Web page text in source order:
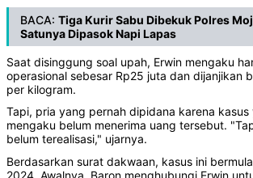
BACA: Tiga Kurir Sabu Dibekuk Polres
Satunya Dipasok Napi Lapas
Saat disinggung soal upah, Erwin mengaku
operasional sebesar Rp25 juta dan dijanjikan
per kilogram.
Tapi, pria yang pernah dipidana karena kasus
mengaku belum menerima uang tersebut.
belum terealisasi," ujarnya.
Berdasarkan surat dakwaan, kasus ini
2024. Awalnya, Baron menghubungi Erwin